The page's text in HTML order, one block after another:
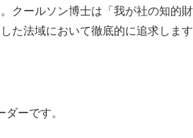
クールソン博士は「我が社の知的
た法域において徹底的に追求しま
ーです。